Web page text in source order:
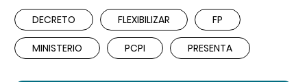
DECRETO FLEXIBILIZAR FP
MINISTERIO PCPI PRESENTA